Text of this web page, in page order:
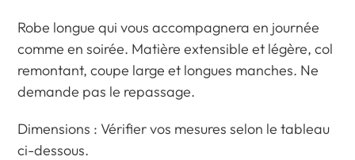
d'un
produit
à
votre
Robe longue qui vous accompagnera en journée
comme en soirée. Matière extensible et légère, col
remontant, coupe large et longues manches. Ne
demande pas le repassage.
Dimensions : Vérifier vos mesures selon le tableau
ci-dessous.